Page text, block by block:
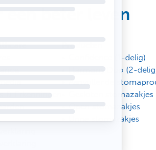
een beter leven
Confidence (1-delig)
Harmony Duo (2-
Aanvullende
Gesloten stomazakjes
Open stomazakjes
Urine stomazakjes